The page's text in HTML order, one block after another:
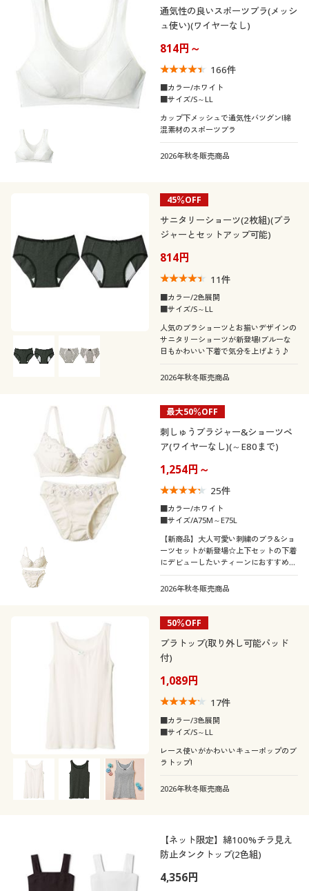
通気性の良いスポーツブラ(メッシ
ュ使い)(ワイヤーなし)
814円～
166件
■カラー/ホワイト
■サイズ/S～LL
カップ下メッシュで通気性バツグン!綿
混素材のスポーツブラ
2026年秋冬販売商品
45％OFF
サニタリーショーツ(2枚組)(ブラ
ジャーとセットアップ可能)
814円
11件
■カラー/2色展開
■サイズ/S～LL
人気のブラショーツとお揃いデザインの
サニタリーショーツが新登場!ブルーな
日もかわいい下着で気分を上げよう♪
2026年秋冬販売商品
最大50％OFF
刺しゅうブラジャー&ショーツペ
ア(ワイヤーなし)(～E80まで)
1,254円～
25件
■カラー/ホワイト
■サイズ/A75M～E75L
【新商品】大人可愛い刺繍のブラ&ショ
ーツセットが新登場☆上下セットの下着
にデビューしたいティーンにおすすめの
1着!
2026年秋冬販売商品
50％OFF
ブラトップ(取り外し可能パッド
付)
1,089円
17件
■カラー/3色展開
■サイズ/S～LL
レース使いがかわいいキューポップのブ
ラトップ!
2026年秋冬販売商品
【ネット限定】綿100%チラ見え
防止タンクトップ(2色組)
4,356円